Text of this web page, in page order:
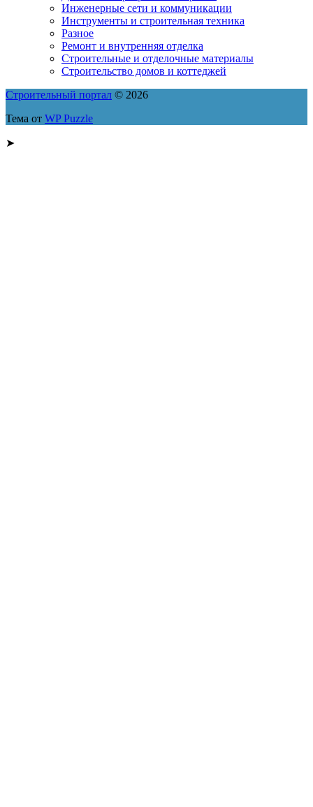
Инженерные сети и коммуникации
Инструменты и строительная техника
Разное
Ремонт и внутренняя отделка
Строительные и отделочные материалы
Строительство домов и коттеджей
Строительный портал © 2026
Тема от WP Puzzle
➤